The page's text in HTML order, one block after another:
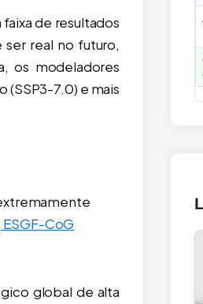
de resultados
ser real no futuro,
os modeladores
(SSP3-7.0) e mais
CoG
global de alta